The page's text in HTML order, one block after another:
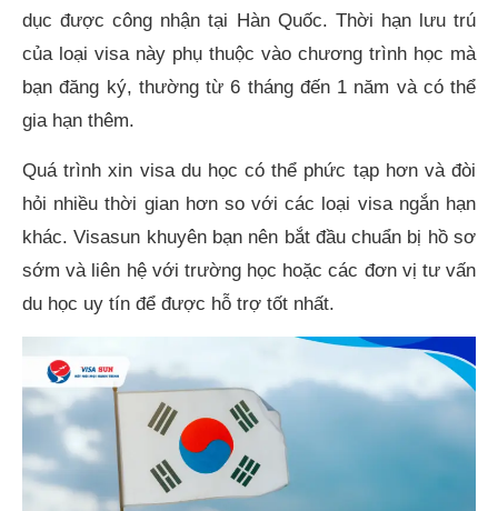
dục được công nhận tại Hàn Quốc. Thời hạn lưu trú
của loại visa này phụ thuộc vào chương trình học mà
bạn đăng ký, thường từ 6 tháng đến 1 năm và có thể
gia hạn thêm.
Quá trình xin visa du học có thể phức tạp hơn và đòi
hỏi nhiều thời gian hơn so với các loại visa ngắn hạn
khác. Visasun khuyên bạn nên bắt đầu chuẩn bị hồ sơ
sớm và liên hệ với trường học hoặc các đơn vị tư vấn
du học uy tín để được hỗ trợ tốt nhất.